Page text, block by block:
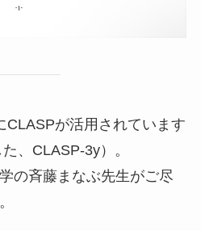
CLASPが活用されています
、CLASP-3y）。
の斉藤まなぶ先生がご尽